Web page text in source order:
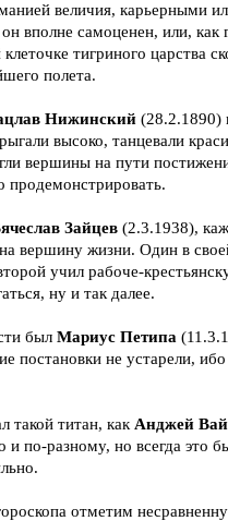
величия, карьерными
вполне самоценен, или, как
тигриного царства
полета.
Нижинский (28.2.1890)
высоко, танцевали
вершины на пути
продемонстрировать.
Зайцев (2.3.1938),
вершину жизни. Один в
учил рабоче-
ну и так далее.
был Мариус Петипа
постановки не устарели,
такой титан, как Анджей
по-разному, но всегда это
отметим